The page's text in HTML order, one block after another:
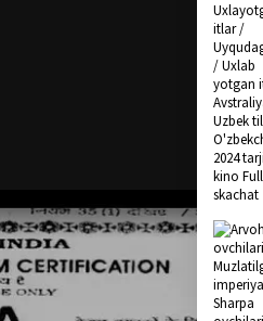
itlar /
/ Uxlab
yotgan
Uzbek
2024
kino
skachat